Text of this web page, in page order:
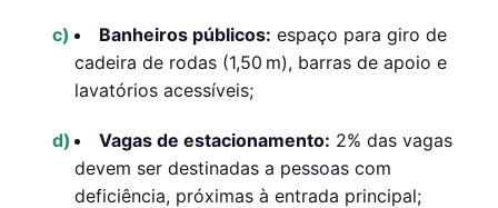
Banheiros públicos: espaço para giro de
cadeira de rodas (1,50 m), barras de apoio e
lavatórios acessíveis;
Vagas de estacionamento: 2% das vagas
devem ser destinadas a pessoas com
deficiência, próximas à entrada principal;